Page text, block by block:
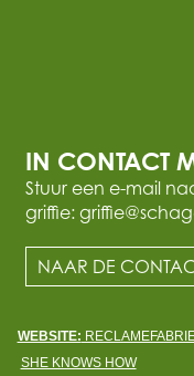
IN CONTACT
Stuur een e-mail
griffie:
NAAR DE
WEBSITE:
SHE KNOWS HOW